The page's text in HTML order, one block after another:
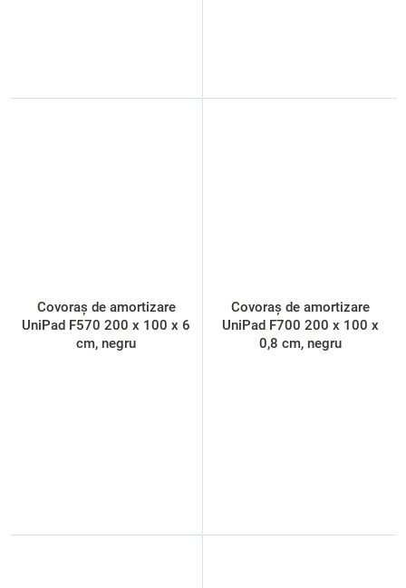
Covoraș de amortizare
UniPad F570 200 x 100 x 6
cm, negru
Covoraș de amortizare
UniPad F700 200 x 100 x
0,8 cm, negru